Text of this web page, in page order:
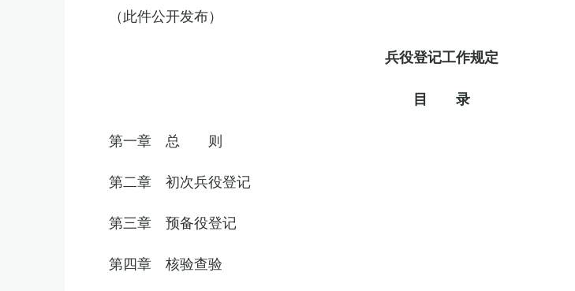
（此件公开发布）
兵役登记工作规定
目 录
第一章 总 则
第二章 初次兵役登记
第三章 预备役登记
第四章 核验查验